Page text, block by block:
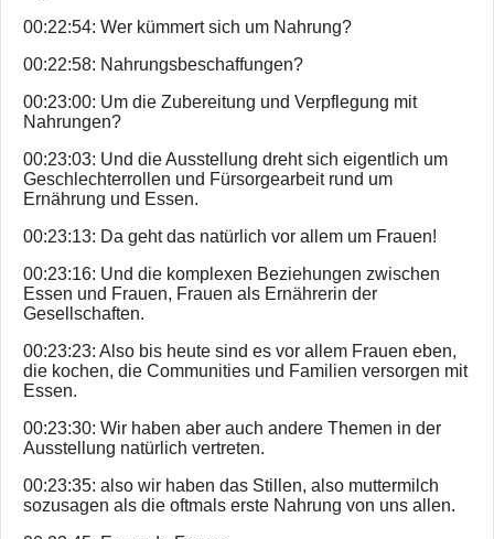
00:22:54: Wer kümmert sich um Nahrung?
00:22:58: Nahrungsbeschaffungen?
00:23:00: Um die Zubereitung und Verpflegung mit
Nahrungen?
00:23:03: Und die Ausstellung dreht sich eigentlich um
Geschlechterrollen und Fürsorgearbeit rund um
Ernährung und Essen.
00:23:13: Da geht das natürlich vor allem um Frauen!
00:23:16: Und die komplexen Beziehungen zwischen
Essen und Frauen, Frauen als Ernährerin der
Gesellschaften.
00:23:23: Also bis heute sind es vor allem Frauen eben,
die kochen, die Communities und Familien versorgen mit
Essen.
00:23:30: Wir haben aber auch andere Themen in der
Ausstellung natürlich vertreten.
00:23:35: also wir haben das Stillen, also muttermilch
sozusagen als die oftmals erste Nahrung von uns allen.